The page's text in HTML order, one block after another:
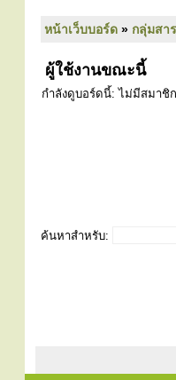
หน้าเว็บบอร์ด » กลุ่มสา
ผู้ใช้งานขณะนี้
กำลังดูบอร์ดนี้: ไม่มีสมาชิ
ค้นหาสำหรับ: